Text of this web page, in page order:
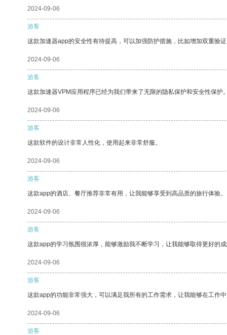
2024-09-06
游客
这款加速器app的安全性有待提高，可以加强防护措施，比如增加双重验证
2024-09-06
游客
这款加速器VPM应用程序已经为我们带来了无限的隐私保护和安全性保护。
2024-09-06
游客
这款软件的设计非常人性化，使用起来非常舒服。
2024-09-06
游客
这款app的酒店、餐厅推荐非常有用，让我能够享受到高品质的旅行体验。
2024-09-06
游客
这款app的学习氛围很浓厚，能够激励我不断学习，让我能够取得更好的成
2024-09-06
游客
这款app的功能非常强大，可以满足我所有的工作需求，让我能够在工作中
2024-09-06
游客